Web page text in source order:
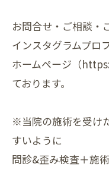
お問合せ・ご相談・
インスタグラムプロ
ホームページ（
ております。
※当院の施術を受け
すいように
問診&歪み検査＋施